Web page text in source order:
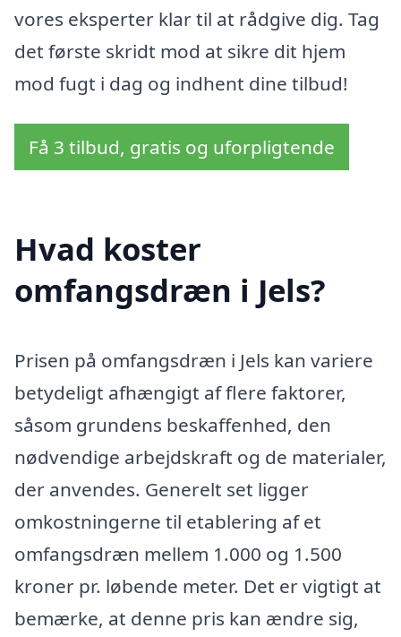
vores eksperter klar til at rådgive dig. Tag
det første skridt mod at sikre dit hjem
mod fugt i dag og indhent dine tilbud!
Få 3 tilbud, gratis og uforpligtende
Hvad koster
omfangsdræn i Jels?
Prisen på omfangsdræn i Jels kan variere
betydeligt afhængigt af flere faktorer,
såsom grundens beskaffenhed, den
nødvendige arbejdskraft og de materialer,
der anvendes. Generelt set ligger
omkostningerne til etablering af et
omfangsdræn mellem 1.000 og 1.500
kroner pr. løbende meter. Det er vigtigt at
bemærke, at denne pris kan ændre sig,